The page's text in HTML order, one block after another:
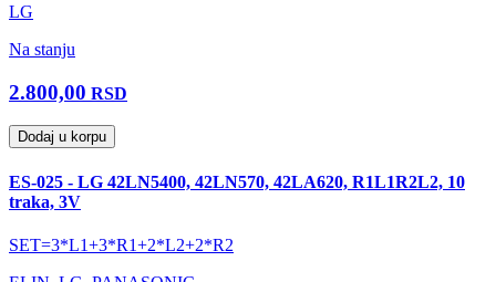
LG
Na stanju
2.800,00 RSD
Dodaj u korpu
ES-025 - LG 42LN5400, 42LN570, 42LA620, R1L1R2L2, 10
traka, 3V
SET=3*L1+3*R1+2*L2+2*R2